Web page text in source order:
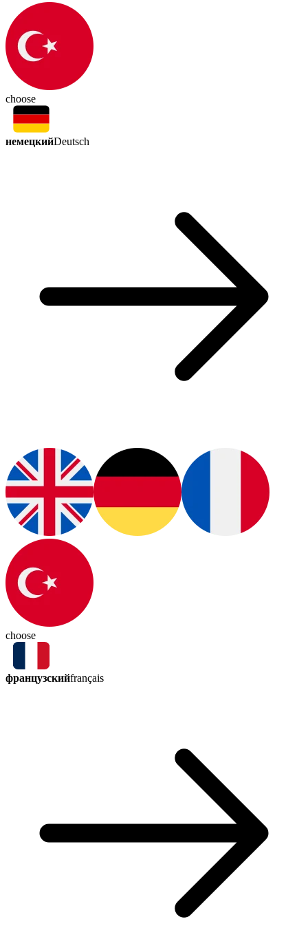
choose
немецкийDeutsch
choose
французскийfrançais